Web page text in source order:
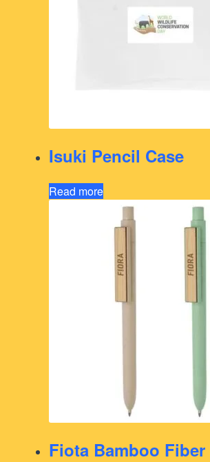
Isuki Pencil Case
Read more
Fiota Bamboo Fiber